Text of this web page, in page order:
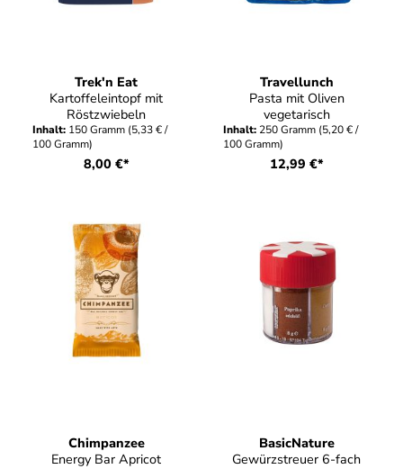
Trek'n Eat
Kartoffeleintopf mit
Röstzwiebeln
Inhalt: 150 Gramm (5,33 € /
100 Gramm)
8,00 €*
Travellunch
Pasta mit Oliven
vegetarisch
Inhalt: 250 Gramm (5,20 € /
100 Gramm)
12,99 €*
Chimpanzee
Energy Bar Apricot
BasicNature
Gewürzstreuer 6-fach